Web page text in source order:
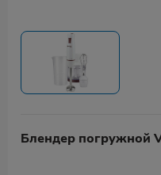
Блендер погружной